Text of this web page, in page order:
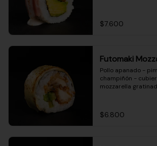
$7.600
Futomaki
Pollo apanado -
champiñón -
mozzarella
$6.800